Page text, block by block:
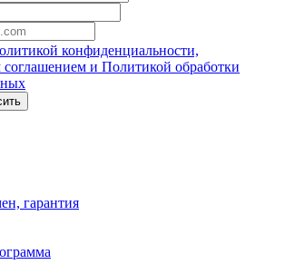
конфиденциальности,
соглашением и Политикой обработки
гарантия